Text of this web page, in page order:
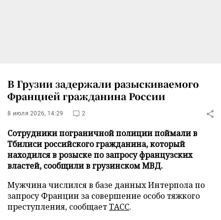
В Грузии задержали разыскиваемого
Францией гражданина России
8 июля 2026, 14:29 2
Сотрудники пограничной полиции поймали в
Тбилиси российского гражданина, который
находился в розыске по запросу французских
властей, сообщили в грузинском МВД.
Мужчина числился в базе данных Интерпола по
запросу Франции за совершение особо тяжкого
преступления, сообщаетТАСС.